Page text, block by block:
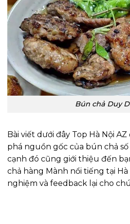
Bún chả Duy
Bài viết dưới đây Top Hà Nội
phá nguồn gốc của bún chả số
cạnh đó cũng giới thiệu đến
chả hàng Mành nổi tiếng tại Hà
nghiệm và feedback lại cho